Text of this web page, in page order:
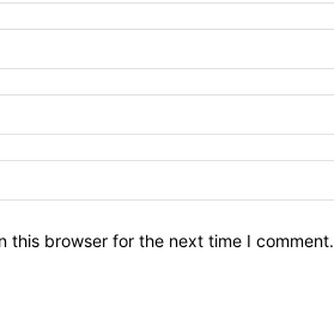
this browser for the next time I comment.